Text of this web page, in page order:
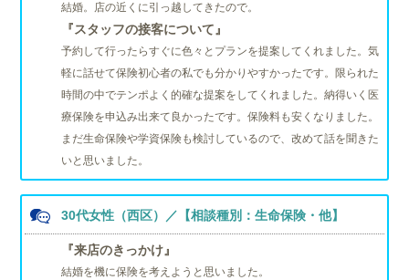
結婚。店の近くに引っ越してきたので。
『スタッフの接客について』
予約して行ったらすぐに色々とプランを提案してくれました。気
軽に話せて保険初心者の私でも分かりやすかったです。限られた
時間の中でテンポよく的確な提案をしてくれました。納得いく医
療保険を申込み出来て良かったです。保険料も安くなりました。
まだ生命保険や学資保険も検討しているので、改めて話を聞きた
いと思いました。
30代女性（西区）／【相談種別：生命保険・他】
『来店のきっかけ』
結婚を機に保険を考えようと思いました。